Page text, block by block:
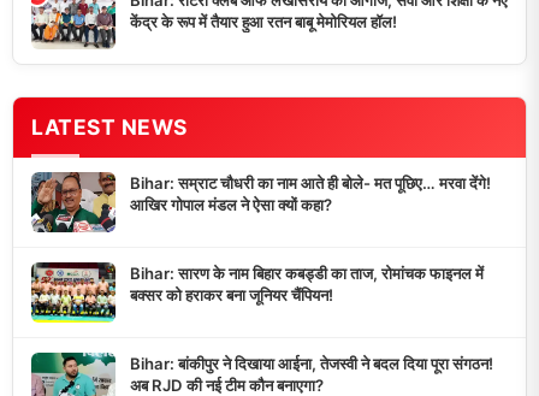
केंद्र के रूप में तैयार हुआ रतन बाबू मेमोरियल हॉल!
LATEST NEWS
Bihar: सम्राट चौधरी का नाम आते ही बोले- मत पूछिए… मरवा देंगे!
आखिर गोपाल मंडल ने ऐसा क्यों कहा?
Bihar: सारण के नाम बिहार कबड्डी का ताज, रोमांचक फाइनल में
बक्सर को हराकर बना जूनियर चैंपियन!
Bihar: बांकीपुर ने दिखाया आईना, तेजस्वी ने बदल दिया पूरा संगठन!
अब RJD की नई टीम कौन बनाएगा?